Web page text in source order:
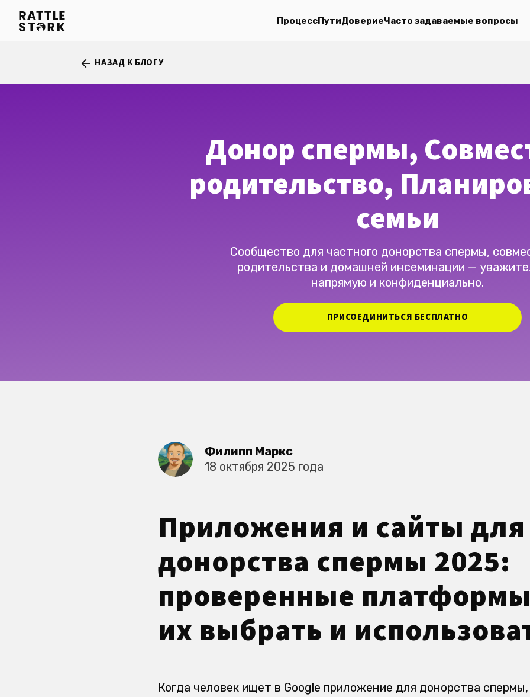
ПроцессПутиДовериеЧасто задаваемые вопросы
arrow_back НАЗАД К БЛОГУ
Донор спермы,
родительство,
семьи
Сообщество для частного донорства спермы,
родительства и домашней инсеминации —
напрямую и конфиденциально.
ПРИСОЕДИНИТЬСЯ БЕСПЛАТНО
Филипп Маркс
18 октября 2025 года
Приложения и сайты для
донорства спермы 2025:
проверенные
их выбрать и
Когда человек ищет в Google приложение для донорства